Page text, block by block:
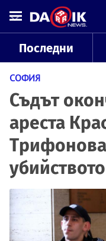
Последни
СОФИЯ
Съдът
ареста